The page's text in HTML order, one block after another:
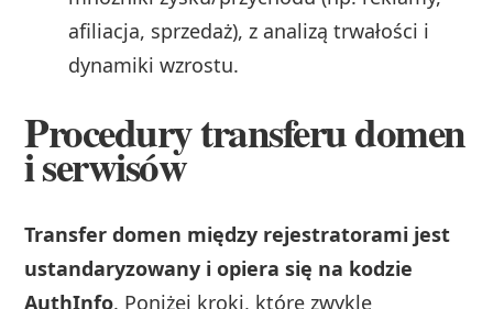
afiliacja, sprzedaż), z analizą trwałości i
dynamiki wzrostu.
Procedury transferu domen
i serwisów
Transfer domen między rejestratorami jest
ustandaryzowany i opiera się na kodzie
AuthInfo. Poniżej kroki, które zwykle